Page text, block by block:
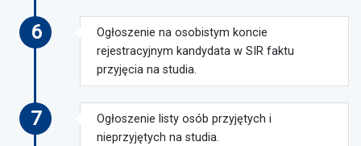
Ogłoszenie na osobistym koncie
rejestracyjnym kandydata w SIR faktu
przyjęcia na studia.
6
Ogłoszenie listy osób przyjętych i
nieprzyjętych na studia.
7